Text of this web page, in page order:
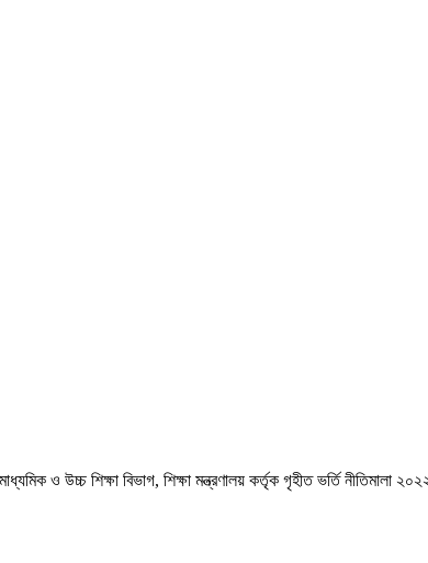
ও উচ্চ শিক্ষা বিভাগ, শিক্ষা মন্ত্রণালয় কর্তৃক গৃহীত ভর্তি নীতিমালা